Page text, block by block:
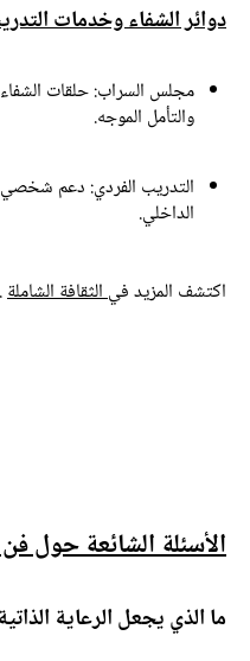
دوائر الشفاء وخدمات التدريب
مجلس السراب:حلقات الشفاء مع
والتأمل الموجه.
التدريب الفردي:دعم شخصي
الداخلي.
اكتشف المزيد فيالثقافة الشاملة.
الأسئلة الشائعة حول فن
ما الذي يجعل الرعاية الذاتية